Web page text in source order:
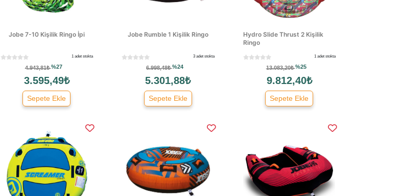
Jobe 7-10 Kişilik Ringo İpi
1 adet stokta
4.943,81₺%27
3.595,49₺
Sepete Ekle
Jobe Rumble 1 Kişilik Ringo
3 adet stokta
6.998,48₺%24
5.301,88₺
Sepete Ekle
Hydro Slide Thrust 2 Kişilik
Ringo
1 adet stokta
13.083,20₺%25
9.812,40₺
Sepete Ekle